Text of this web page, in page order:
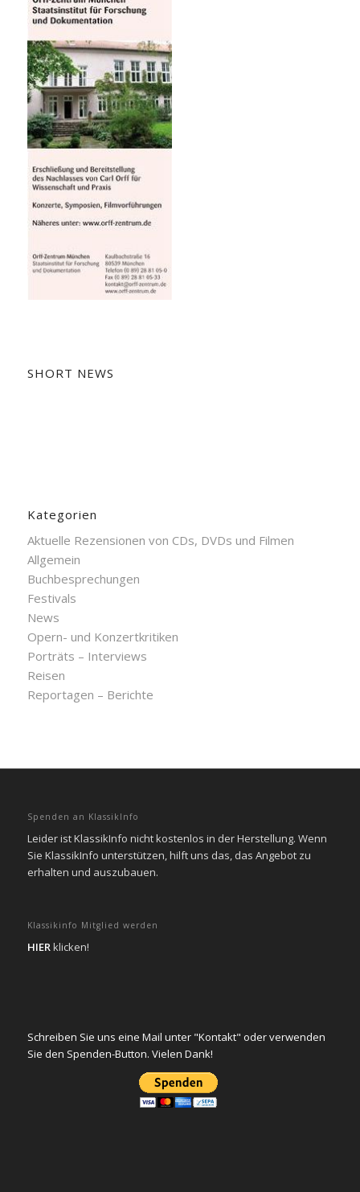
SHORT NEWS
Kategorien
Aktuelle Rezensionen von CDs, DVDs und Filmen
Allgemein
Buchbesprechungen
Festivals
News
Opern- und Konzertkritiken
Porträts – Interviews
Reisen
Reportagen – Berichte
Spenden an KlassikInfo
Leider ist KlassikInfo nicht kostenlos in der Herstellung. Wenn
Sie KlassikInfo unterstützen, hilft uns das, das Angebot zu
erhalten und auszubauen.
Klassikinfo Mitglied werden
HIERklicken!
Schreiben Sie uns eine Mail unter "Kontakt" oder verwenden
Sie den Spenden-Button. Vielen Dank!